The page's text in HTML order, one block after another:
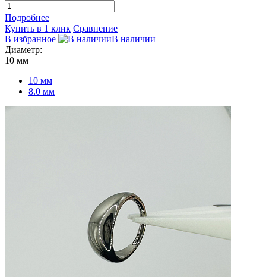
Подробнее
Купить в 1 клик Сравнение
В избранное
В наличии
Диаметр:
10 мм
10 мм
8.0 мм